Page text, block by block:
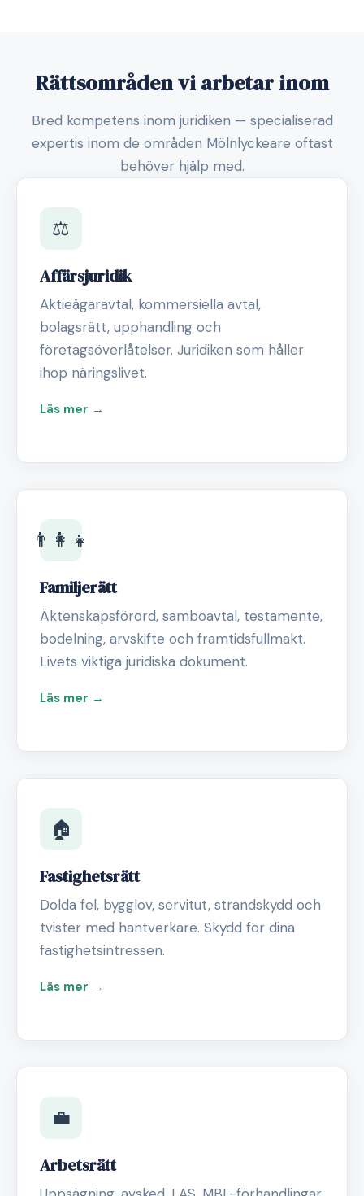
Rättsområden vi arbetar inom
Bred kompetens inom juridiken — specialiserad
expertis inom de områden Mölnlyckeare oftast
behöver hjälp med.
⚖️
Affärsjuridik
Aktieägaravtal, kommersiella avtal,
bolagsrätt, upphandling och
företagsöverlåtelser. Juridiken som håller
ihop näringslivet.
Läs mer →
👨‍👩‍👧
Familjerätt
Äktenskapsförord, samboavtal, testamente,
bodelning, arvskifte och framtidsfullmakt.
Livets viktiga juridiska dokument.
Läs mer →
🏠
Fastighetsrätt
Dolda fel, bygglov, servitut, strandskydd och
tvister med hantverkare. Skydd för dina
fastighetsintressen.
Läs mer →
💼
Arbetsrätt